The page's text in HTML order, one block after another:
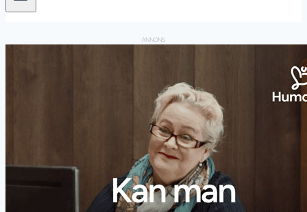
ANNONS